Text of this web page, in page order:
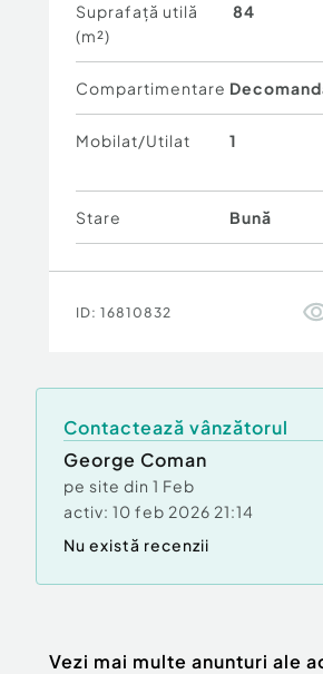
Confort: 1
Tip imobil:
Număr Băi:2
Comision cumpărător:2%
Suprafață utilă
(m²)
84
Compartimentare
Mobilat/Utilat 1
Stare Bună
ID: 16810832
Contactează vânzătorul
George Coman
pe site din 1 Feb
activ: 10 feb 2026 21:14
Nu există recenzii
Vezi mai multe anunturi ale